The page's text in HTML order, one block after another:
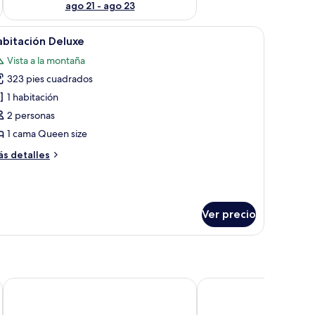
ago 21 - ago 23
una cafetera y un pequeño cubo de basura.Un dormitorio con un diseño geométrico en
1 Deluxe
Vista a la montaña
323 pies cuadrados
1 habitación
2 personas
1 cama Queen size
detalles
Ver precio
Hotel Boutique Matea Hotel Quinta San